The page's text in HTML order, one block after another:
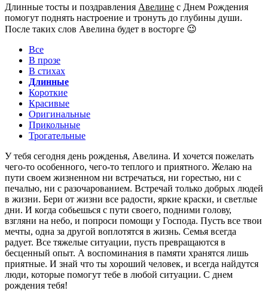
Длинные тосты и поздравления Авелине с Днем Рождения
помогут поднять настроение и тронуть до глубины души.
После таких слов Авелина будет в восторге 😉
Все
В прозе
В стихах
Длинные
Короткие
Красивые
Оригинальные
Прикольные
Трогательные
У тебя сегодня день рожденья, Авелина. И хочется пожелать
чего-то особенного, чего-то теплого и приятного. Желаю на
пути своем жизненном ни встречаться, ни горестью, ни с
печалью, ни с разочарованием. Встречай только добрых людей
в жизни. Бери от жизни все радости, яркие краски, и светлые
дни. И когда собьешься с пути своего, подними голову,
взгляни на небо, и попроси помощи у Господа. Пусть все твои
мечты, одна за другой воплотятся в жизнь. Семья всегда
радует. Все тяжелые ситуации, пусть превращаются в
бесценный опыт. А воспоминания в памяти хранятся лишь
приятные. И знай что ты хороший человек, и всегда найдутся
люди, которые помогут тебе в любой ситуации. С днем
рождения тебя!